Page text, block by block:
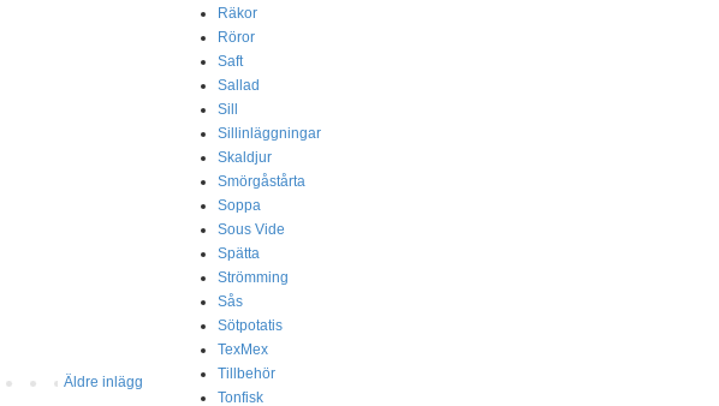
Äldre inlägg
Räkor
Röror
Saft
Sallad
Sill
Sillinläggningar
Skaldjur
Smörgåstårta
Soppa
Sous Vide
Spätta
Strömming
Sås
Sötpotatis
TexMex
Tillbehör
Tonfisk